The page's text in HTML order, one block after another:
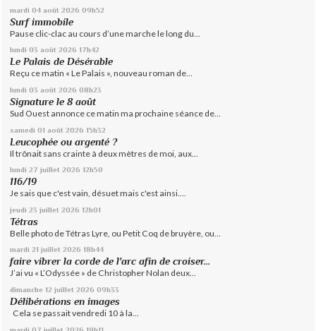
mardi 04 août 2026 09h52
Surf immobile
Pause clic-clac au cours d’une marche le long du...
lundi 03 août 2026 17h42
Le Palais de Désérable
Reçu ce matin « Le Palais », nouveau roman de...
lundi 03 août 2026 08h23
Signature le 8 août
Sud Ouest annonce ce matin ma prochaine séance de...
samedi 01 août 2026 15h32
Leucophée ou argenté ?
Il trônait sans crainte à deux mètres de moi, aux...
lundi 27 juillet 2026 12h50
116/19
Je sais que c'est vain, désuet mais c'est ainsi....
jeudi 23 juillet 2026 12h01
Tétras
Belle photo de Tétras Lyre, ou Petit Coq de bruyère, ou...
mardi 21 juillet 2026 18h44
faire vibrer la corde de l'arc afin de croiser...
J’ai vu « L’Odyssée » de Christopher Nolan deux...
dimanche 12 juillet 2026 09h33
Délibérations en images
Cela se passait vendredi 10 à la...
mardi 07 juillet 2026 19h11